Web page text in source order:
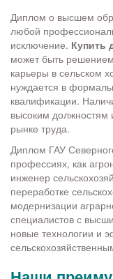
Диплом о высшем
любой
исключение. Купить
может быть
карьеры в сельском
нуждается в
квалификации.
высоким должностям
рынке труда.
Диплом ГАУ
профессиях, как
инженер
переработке
модернизации
специалистов с
новые технологии и